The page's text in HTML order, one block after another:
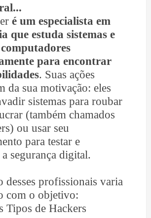
é um especialista em
que estuda sistemas e
para encontrar
. Suas ações
da sua motivação: eles
sistemas para roubar
(também chamados
ou usar seu
para testar e
segurança digital.
desses profissionais varia
com o objetivo:
Tipos de Hackers